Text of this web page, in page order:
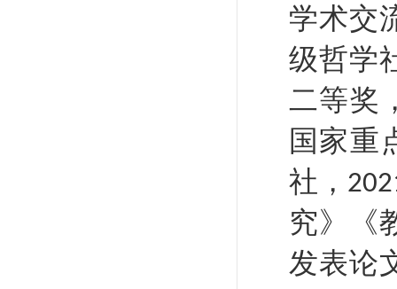
学术交
级哲学
二等奖
国家重
社，
究》《
发表论